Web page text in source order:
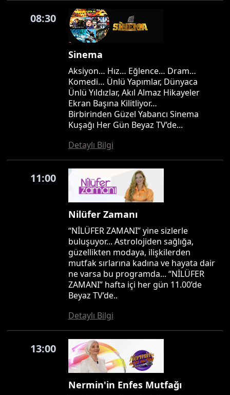
08:30
Sinema
Aksiyon… Hız… Eğlence… Dram…
Komedi… Ünlü Yapımlar, Dünyaca
Ünlü Yıldızlar, Akıl Almaz Hikayeler
Ekran Başına Kilitliyor…
Birbirinden Güzel Yabancı Sinema
Kuşağı Her Gün Beyaz TV’de...
Detaylı Bilgi
11:00
Nilüfer Zamanı
“NİLÜFER ZAMANI” yine sizlerle
buluşuyor... Astrolojiden sağlığa,
güzellikten modaya, ilişkilerden
mutfak sırlarına kadına ve hayata dair
ne varsa bu programda... “NİLÜFER
ZAMANI” hafta içi her gün 11.00’de
Beyaz TV’de..
Detaylı Bilgi
13:00
Nermin'in Enfes Mutfağı